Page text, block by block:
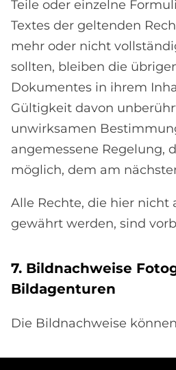
Teile oder einzelne
Textes der geltenden
mehr oder nicht
sollten, bleiben die
Dokumentes in ihrem
Gültigkeit davon
unwirksamen
angemessene Regelung,
möglich, dem am
Alle Rechte, die hier nicht
gewährt werden, sind
7. Bild­nach­wei­se
Bild­agen­tu­ren
Die Bildnachweise